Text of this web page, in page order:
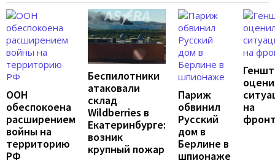
ООН
обеспокоена
расширением
войны на
территорию
РФ
Беспилотники
атаковали
склад
Wildberries в
Екатеринбурге:
возник
крупный пожар
Париж
обвинил
Русский
дом в
Берлине в
шпионаже
на